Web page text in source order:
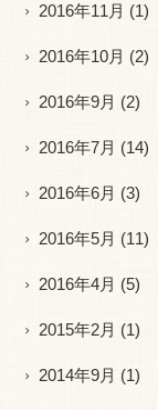
2016年11月 (1)
2016年10月 (2)
2016年9月 (2)
2016年7月 (14)
2016年6月 (3)
2016年5月 (11)
2016年4月 (5)
2015年2月 (1)
2014年9月 (1)